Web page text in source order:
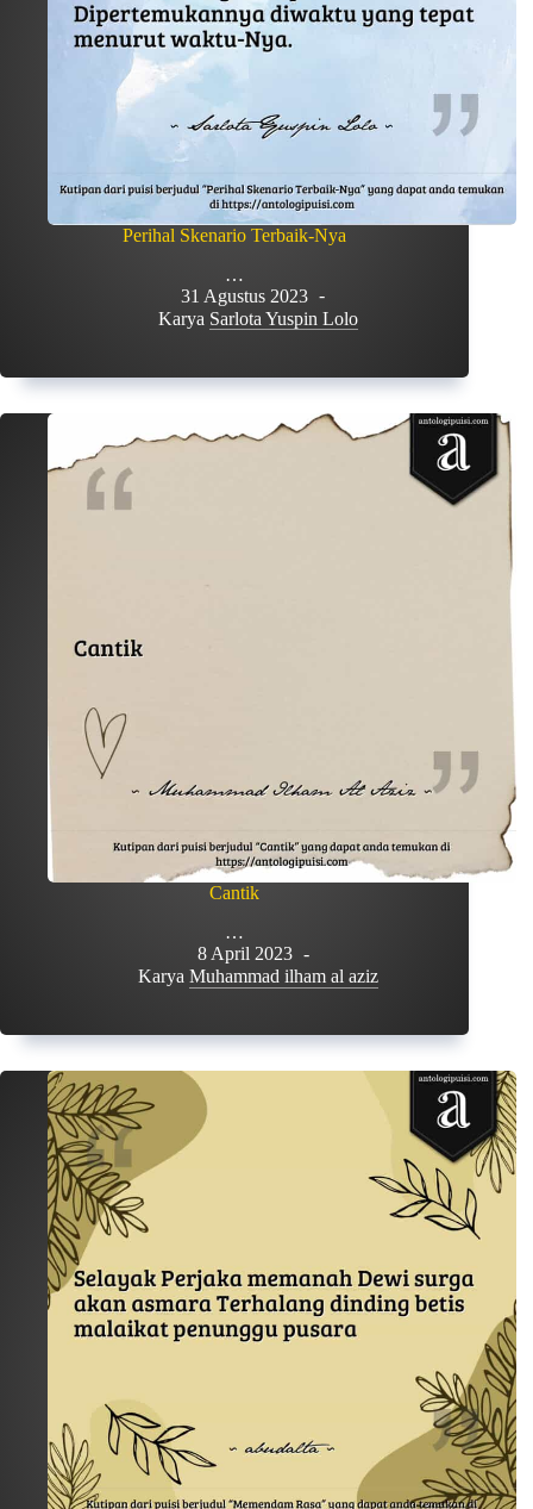
Perihal Skenario Terbaik-Nya
…
31 Agustus 2023
Karya Sarlota Yuspin Lolo
Cantik
…
8 April 2023
Karya Muhammad ilham al aziz